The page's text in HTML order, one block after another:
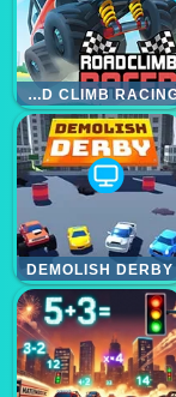
ROAD CLIMB RACING
DEMOLISH DERBY